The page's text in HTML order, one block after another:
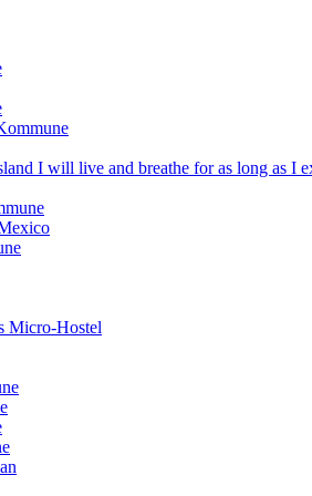
I will live and breathe for as long as I
Micro-Hostel